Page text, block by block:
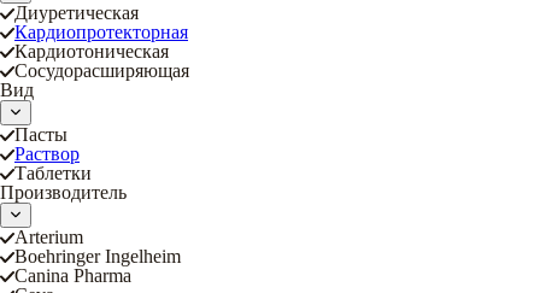
Диуретическая
Кардиопротекторная
Кардиотоническая
Сосудорасширяющая
Вид
Пасты
Раствор
Таблетки
Производитель
Arterium
Boehringer Ingelheim
Canina Pharma